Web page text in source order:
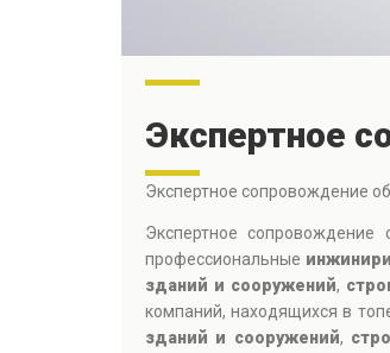
Экспертное
Экспертное сопровождение
Экспертное
профессиональные
зданий и сооружений,
компаний, находящихся в
зданий и сооружений,